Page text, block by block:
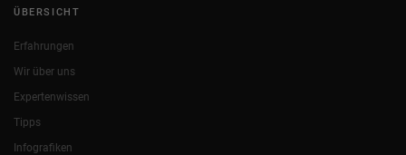
ÜBERSICHT
Erfahrungen
Wir über uns
Expertenwissen
Tipps
Infografiken